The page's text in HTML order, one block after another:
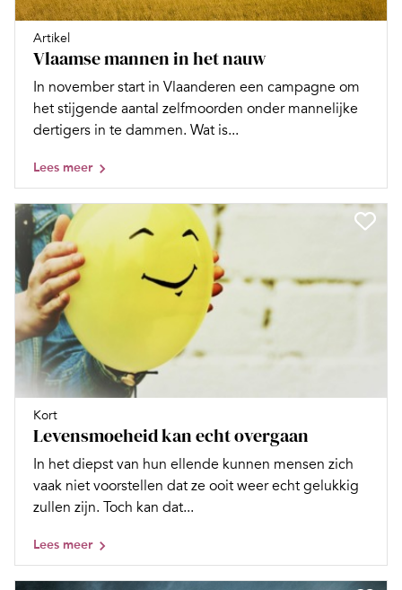
Artikel
Vlaamse mannen in het nauw
In november start in Vlaanderen een campagne om
het stijgende aantal zelfmoorden onder mannelijke
dertigers in te dammen. Wat is...
Lees meer
Kort
Levensmoeheid kan echt overgaan
In het diepst van hun ellende kunnen mensen zich
vaak niet voorstellen dat ze ooit weer echt gelukkig
zullen zijn. Toch kan dat...
Lees meer